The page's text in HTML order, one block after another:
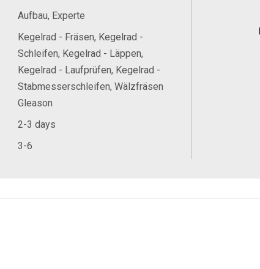
Aufbau, Experte
Kegelrad - Fräsen, Kegelrad -
Schleifen, Kegelrad - Läppen,
Kegelrad - Laufprüfen, Kegelrad -
Stabmesserschleifen, Wälzfräsen
Gleason
2-3 days
3-6